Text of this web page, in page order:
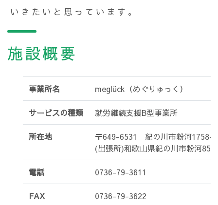
いきたいと思っています。
施設概要
事業所名 meglück（めぐりゅっく）
サービスの種類 就労継続支援B型事業所
所在地
〒649-6531 紀の川市粉河1758-1
(出張所)和歌山県紀の川市粉河
電話 0736-79-3611
FAX 0736-79-3622